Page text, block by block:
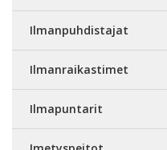
Ilmanpuhdistajat
Ilmanraikastimet
Ilmapuntarit